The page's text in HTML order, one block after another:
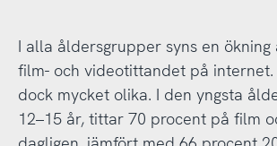
I alla åldersgrupper syns en ökning
film- och videotittandet på
dock mycket olika. I den yngsta
12–15 år, tittar 70 procent på film